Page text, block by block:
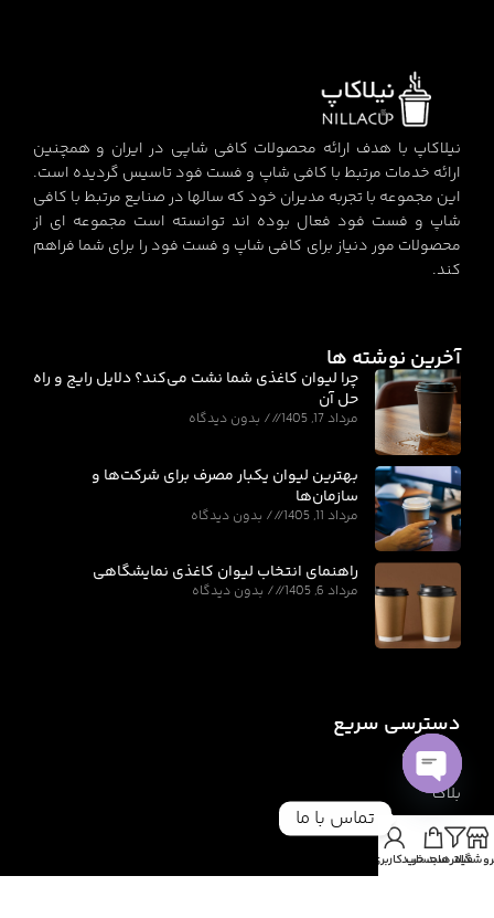
نیلاکاپ با هدف ارائه محصولات کافی شاپی در ایران و همچنین
ارائه خدمات مرتبط با کافی شاپ و فست فود تاسیس گردیده است.
این مجموعه با تجربه مدیران خود که سالها در صنایع مرتبط با کافی
شاپ و فست فود فعال بوده اند توانسته است مجموعه ای از
محصولات مور دنیاز برای کافی شاپ و فست فود را برای شما فراهم
کند.
آخرین نوشته ها
چرا لیوان کاغذی شما نشت می‌کند؟ دلایل رایج و راه
حل آن
مرداد 17, 1405 بدون دیدگاه
بهترین لیوان یکبار مصرف برای شرکت‌ها و
سازمان‌ها
مرداد 11, 1405 بدون دیدگاه
راهنمای انتخاب لیوان کاغذی نمایشگاهی
مرداد 6, 1405 بدون دیدگاه
دسترسی سریع
فروشگاه
بلاگ
درباره ما
تماس با ما
فیلترهاسبد خرید
حساب کاربری من
تماس با ما
chaty